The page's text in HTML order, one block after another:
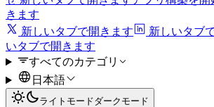
きます
新しいタブで開きます
新しいタブ
いタブで開きます
すべてのカテゴリ
日本語
ライトモードダークモード